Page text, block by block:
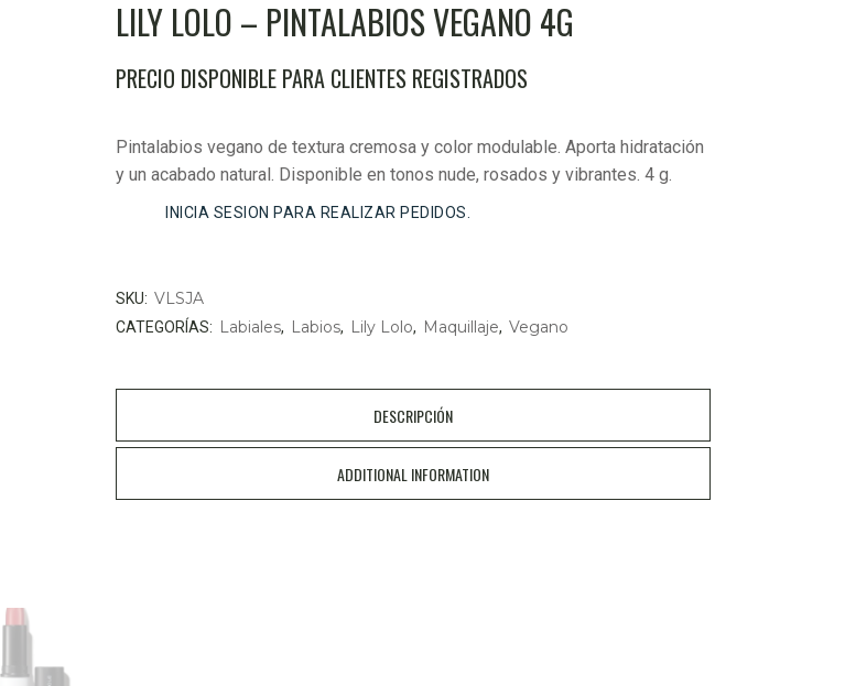
LILY LOLO – PINTALABIOS VEGANO 4G
PRECIO DISPONIBLE PARA CLIENTES REGISTRADOS
Pintalabios vegano de textura cremosa y color modulable. Aporta hidratación
y un acabado natural. Disponible en tonos nude, rosados y vibrantes. 4 g.
INICIA SESION PARA REALIZAR PEDIDOS.
SKU: VLSJA
CATEGORÍAS: Labiales, Labios, Lily Lolo, Maquillaje, Vegano
DESCRIPCIÓN
ADDITIONAL INFORMATION